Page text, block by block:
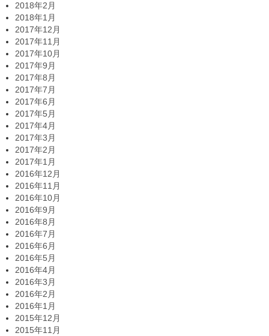
2018年2月
2018年1月
2017年12月
2017年11月
2017年10月
2017年9月
2017年8月
2017年7月
2017年6月
2017年5月
2017年4月
2017年3月
2017年2月
2017年1月
2016年12月
2016年11月
2016年10月
2016年9月
2016年8月
2016年7月
2016年6月
2016年5月
2016年4月
2016年3月
2016年2月
2016年1月
2015年12月
2015年11月